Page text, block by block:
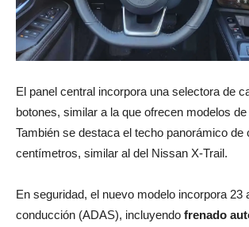
El panel central incorpora una selectora de
botones, similar a la que ofrecen modelos
También se destaca el techo panorámico de
centímetros, similar al del Nissan X-Trail.
En seguridad, el nuevo modelo incorpora 23
conducción (ADAS), incluyendo frenado